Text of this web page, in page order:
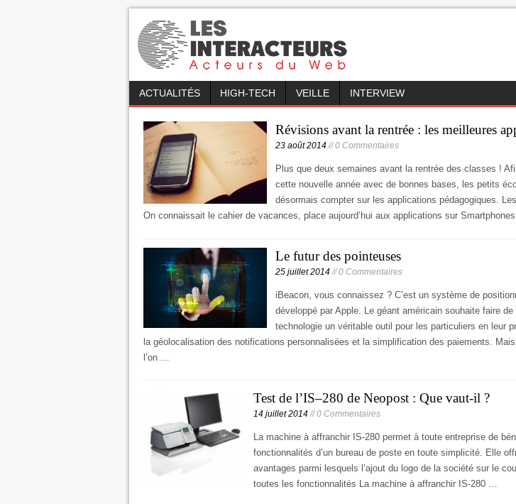
ACTUALITÉS HIGH-TECH VEILLE INTERVIEW
Révisions avant la rentrée : les meilleures
23 août 2014// 0 Commentaires
Plus que deux semaines avant la rentrée des classes !
cette nouvelle année avec de bonnes bases, les petits
désormais compter sur les applications pédagogiques.
On connaissait le cahier de vacances, place aujourd’hui aux applications sur
Le futur des pointeuses
25 juillet 2014// 0 Commentaires
iBeacon, vous connaissez ? C’est un système de
développé par Apple. Le géant américain souhaite faire
technologie un véritable outil pour les particuliers en leur
la géolocalisation des notifications personnalisées et la simplification des paiements. Mais
l’on …
Test de l’IS–280 de Neopost : Que vaut-il ?
14 juillet 2014 // 0 Commentaires
La machine à affranchir IS-280 permet à toute entreprise de
fonctionnalités d’un bureau de poste en toute simplicité. Elle
avantages parmi lesquels l’ajout du logo de la société sur le
toutes les fonctionnalités La machine à affranchir IS-280 …